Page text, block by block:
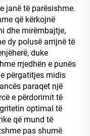
janë të parësishme.
që kërkojnë
dhe mirëmbajtje,
dy polusë arrijnë të
duke
rrjedhën e punës
përgatitjes midis
paraqet një
e përdorimit të
optimal të
që mund të
pas shumë